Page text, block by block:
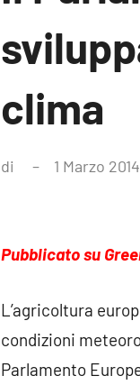
clima
di 1 Marzo 2014
Pubblicato su
L’agricoltura
condizioni
Parlamento